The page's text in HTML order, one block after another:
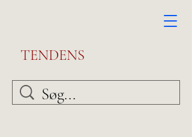
TENDENS